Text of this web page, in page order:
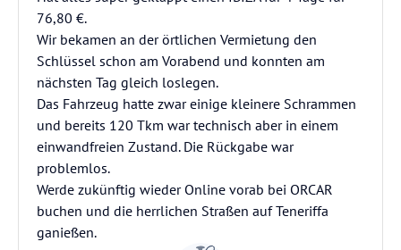
76,80 €.
Wir bekamen an der örtlichen Vermietung den
Schlüssel schon am Vorabend und konnten am
nächsten Tag gleich loslegen.
Das Fahrzeug hatte zwar einige kleinere Schrammen
und bereits 120 Tkm war technisch aber in einem
einwandfreien Zustand. Die Rückgabe war
problemlos.
Werde zukünftig wieder Online vorab bei ORCAR
buchen und die herrlichen Straßen auf Teneriffa
ganießen.